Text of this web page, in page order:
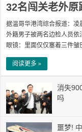
32名闯关老外原
据温哥华港湾综合报道：
外籍男子被两名边检人员
眼镜：里面仅仅塞着三件
阅读更多 »
消失
吗
噩梦!